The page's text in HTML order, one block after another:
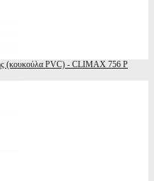
(κουκούλα PVC) - CLIMAX 756 P